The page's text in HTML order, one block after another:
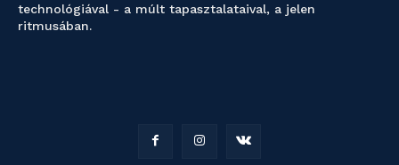
technológiával - a múlt tapasztalataival, a jelen
ritmusában.